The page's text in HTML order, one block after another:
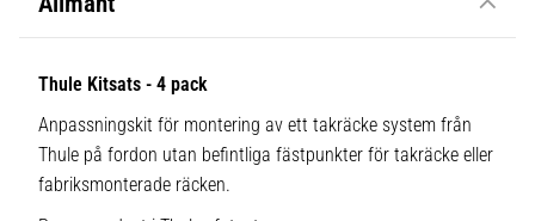
Thule Kitsats - 4 pack
Anpassningskit för montering av ett takräcke system från
Thule på fordon utan befintliga fästpunkter för takräcke eller
fabriksmonterade räcken.